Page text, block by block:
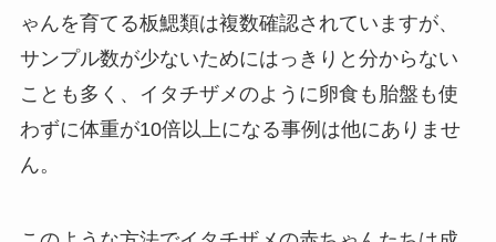
ゃんを育てる板鰓類は複数確認されていますが、
サンプル数が少ないためにはっきりと分からない
ことも多く、イタチザメのように卵食も胎盤も使
わずに体重が10倍以上になる事例は他にありませ
ん。